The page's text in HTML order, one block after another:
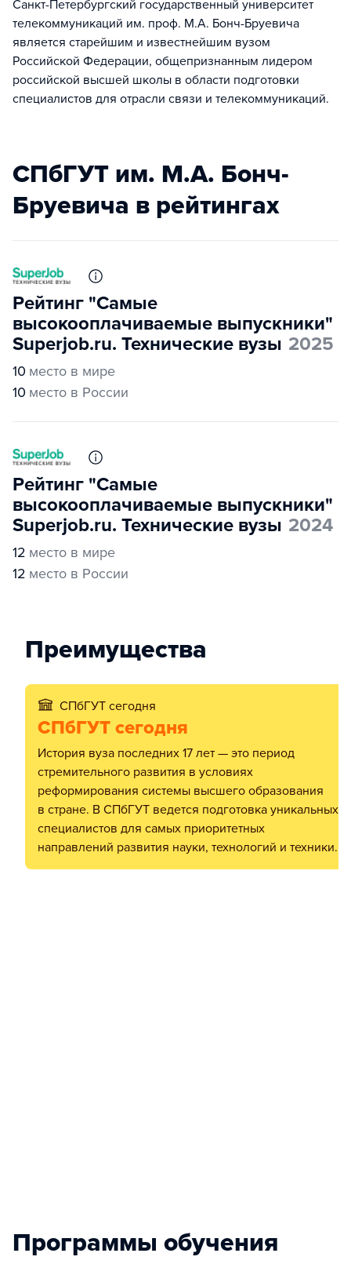
Санкт-Петербургский государственный университет
телекоммуникаций им. проф. М.А. Бонч-Бруевича
является старейшим и известнейшим вузом
Российской Федерации, общепризнанным лидером
российской высшей школы в области подготовки
специалистов для отрасли связи и телекоммуникаций.
СПбГУТ им. М.А. Бонч-
Бруевича в рейтингах
Рейтинг "Самые
высокооплачиваемые выпускники"
Superjob.ru. Технические вузы 2025
10 место в мире
10 место в России
Рейтинг "Самые
высокооплачиваемые выпускники"
Superjob.ru. Технические вузы 2024
12 место в мире
12 место в России
Преимущества
СПбГУТ сегодня
СПбГУТ сегодня
История вуза последних 17 лет — это период
стремительного развития в условиях
реформирования системы высшего образования
в стране. В СПбГУТ ведется подготовка уникальных
специалистов для самых приоритетных
направлений развития науки, технологий и техники.
Программы обучения